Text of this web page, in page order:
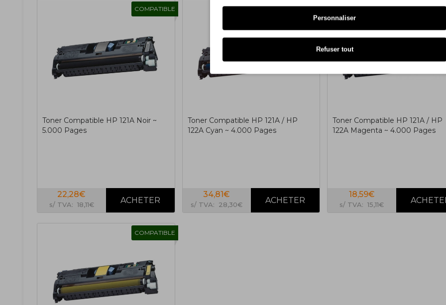
COMPATIBLE
Toner Compatible HP 121A Noir ~
5.000 Pages
22,28€
s/ TVA: 18,11€
COMPATIBLE
Toner Compatible HP 121A / HP
122A Cyan ~ 4.000 Pages
34,81€
s/ TVA: 28,30€
Toner Compatible HP 121A / HP
122A Magenta ~ 4.000 Pages
18,59€
s/ TVA: 15,11€
COMPATIBLE
Personnaliser
Refuser tout